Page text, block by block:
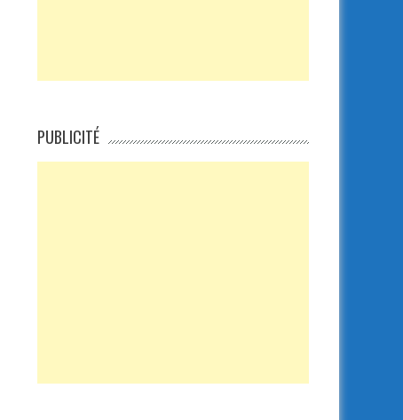
PUBLICITÉ